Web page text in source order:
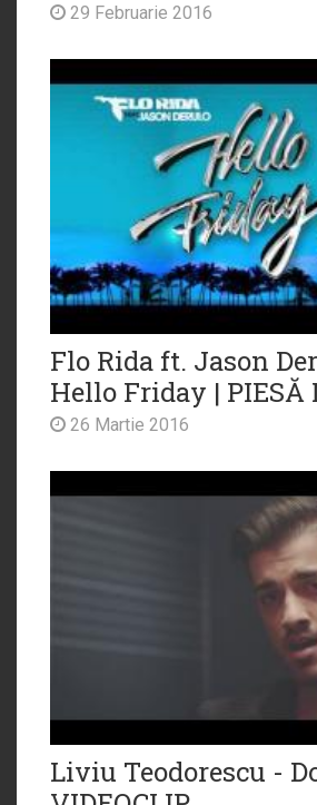
29 Februarie 2016
Flo Rida ft. Jason
Hello Friday | PIESĂ
26 Martie 2016
Liviu Teodorescu -